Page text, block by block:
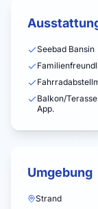
Seebad Bansin
Balkon/
App.
Umgebung
Strand